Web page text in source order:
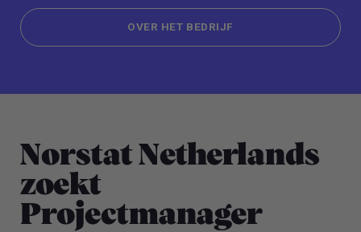
OVER HET BEDRIJF
Norstat Netherlands
zoekt
Projectmanager